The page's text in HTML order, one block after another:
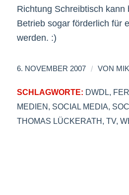
Richtung Schreibtisch kann
Betrieb sogar förderlich für
werden. :)
6. NOVEMBER 2007 / VON
SCHLAGWORTE: DWDL,
MEDIEN, SOCIAL MEDIA,
THOMAS LÜCKERATH, TV,